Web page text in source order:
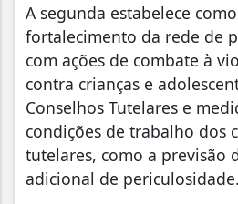
A segunda estabelece
fortalecimento da rede de
com ações de combate à
contra crianças e
Conselhos Tutelares e
condições de trabalho dos
tutelares, como a previsão
adicional de periculosidade.